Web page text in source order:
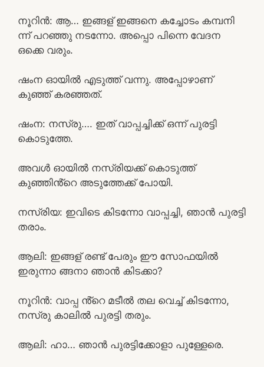
നൂറിൻ: ആ… ഇങ്ങള് ഇങ്ങനെ കച്ചോടം കമ്പനി
ന്ന് പറഞ്ഞു നടന്നോ. അപ്പൊ പിന്നെ വേദന
ഒക്കെ വരും.
ഷംന ഓയിൽ എടുത്ത് വന്നു. അപ്പോഴാണ്
കുഞ്ഞ് കരഞ്ഞത്.
ഷംന: നസ്രു…. ഇത് വാപ്പച്ചിക്ക് ഒന്ന് പുരട്ടി
കൊടുത്തേ.
അവൾ ഓയിൽ നസ്രിയക്ക് കൊടുത്ത്
കുഞ്ഞിൻ്റെ അടുത്തേക്ക് പോയി.
നസ്രിയ: ഇവിടെ കിടന്നോ വാപ്പച്ചി, ഞാൻ പുരട്ടി
തരാം.
ആലി: ഇങ്ങള് രണ്ട് പേരും ഈ സോഫയിൽ
ഇരുന്നാ ങ്ങനാ ഞാൻ കിടക്കാ?
നൂറിൻ: വാപ്പ ൻ്റെ മടീൽ തല വെച്ച് കിടന്നോ,
നസ്രു കാലിൽ പുരട്ടി തരും.
ആലി: ഹാ… ഞാൻ പുരട്ടിക്കോളാ പുള്ളേരെ.